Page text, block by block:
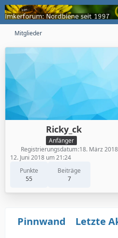
Mitglieder
Ricky_ck
Anfänger
Punkte
55
Beiträge
7
Registrierungsdatum 18. März 2018
12. Juni 2018 um 21:24
Pinnwand Letzte